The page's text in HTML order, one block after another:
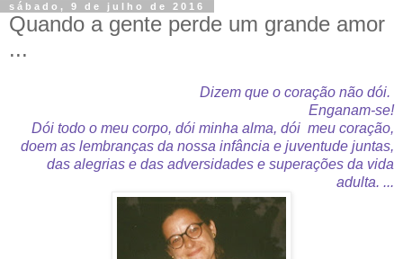
sábado, 9 de julho de 2016
Quando a gente perde um grande amor
...
Dizem que o coração não dói.
Enganam-se!
Dói todo o meu corpo, dói minha alma, dói meu coração,
doem as lembranças da nossa infância e juventude juntas,
das alegrias e das adversidades e superações da vida
adulta. ...